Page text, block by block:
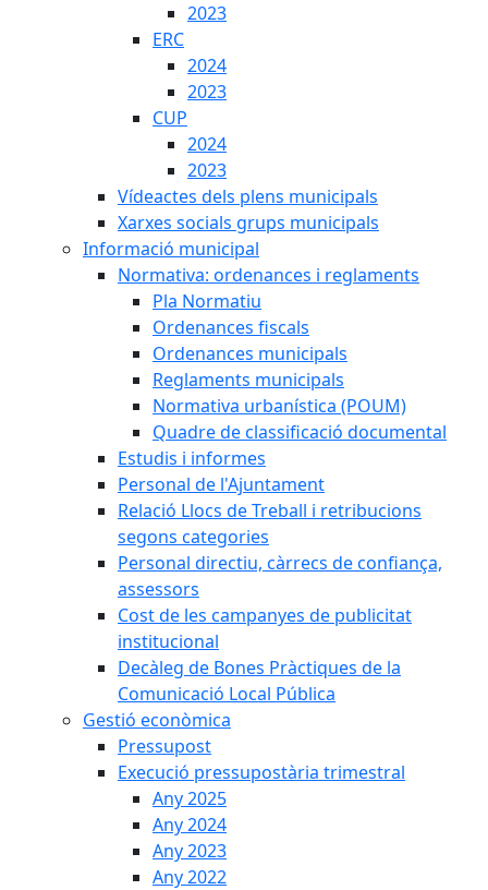
2023
ERC
2024
2023
CUP
2024
2023
Vídeactes dels plens municipals
Xarxes socials grups municipals
Informació municipal
Normativa: ordenances i reglaments
Pla Normatiu
Ordenances fiscals
Ordenances municipals
Reglaments municipals
Normativa urbanística (POUM)
Quadre de classificació documental
Estudis i informes
Personal de l'Ajuntament
Relació Llocs de Treball i retribucions
segons categories
Personal directiu, càrrecs de confiança,
assessors
Cost de les campanyes de publicitat
institucional
Decàleg de Bones Pràctiques de la
Comunicació Local Pública
Gestió econòmica
Pressupost
Execució pressupostària trimestral
Any 2025
Any 2024
Any 2023
Any 2022